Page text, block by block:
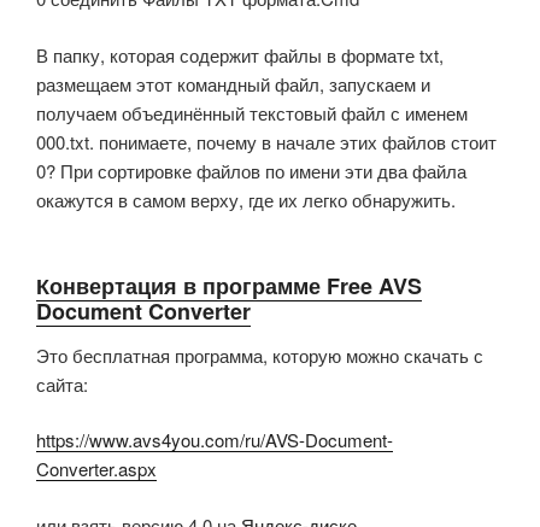
В папку, которая содержит файлы в формате txt,
размещаем этот командный файл, запускаем и
получаем объединённый текстовый файл с именем
000.txt. понимаете, почему в начале этих файлов стоит
0? При сортировке файлов по имени эти два файла
окажутся в самом верху, где их легко обнаружить.
Конвертация в программе Free AVS
Document Converter
Это бесплатная программа, которую можно скачать с
сайта:
https://www.avs4you.com/ru/AVS-Document-
Converter.aspx